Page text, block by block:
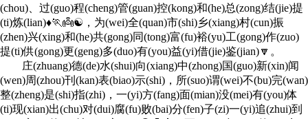
(chou)、过(guo)程(cheng)管(guan)控(kong)和(he)总(zong)结(jie)提
(ti)炼(lian)♦🏃👼☯，为(wei)全(quan)市(shi)乡(xiang)村(cun)振
(zhen)兴(xing)和(he)共(gong)同(tong)富(fu)裕(yu)工(gong)作(zuo)
提(ti)供(gong)更(geng)多(duo)有(you)益(yi)借(jie)鉴(jian)🔽。
庄(zhuang)德(de)水(shui)向(xiang)中(zhong)国(guo)新(xin)闻
(wen)周(zhou)刊(kan)表(biao)示(shi)，所(suo)谓(wei)不(bu)完(wan)
整(zheng)是(shi)指(zhi)，一(yi)方(fang)面(mian)没(mei)有(you)体
(ti)现(xian)出(chu)对(dui)腐(fu)败(bai)分(fen)子(zi)一(yi)追(zhui)到